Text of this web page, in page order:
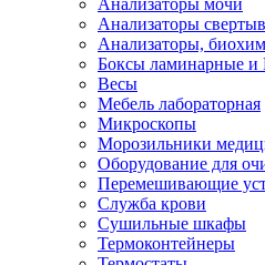
Анализаторы мочи
Анализаторы
Анализаторы,
Боксы ламинарные
Весы
Мебель лабораторная
Микроскопы
Морозильники
Оборудование для
Перемешивающие
Служба крови
Сушильные шкафы
Термоконтейнеры